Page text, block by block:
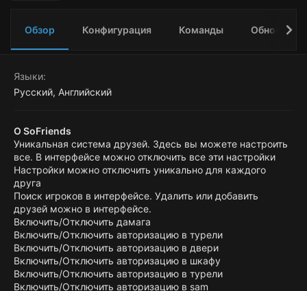
р
с
н
Обзор Конфигурация Команды
Языки
Русский Английский
О SoFriends
Уникальная система друзей. Здесь вы можете настроить
все. В интерфейсе можно отключить все эти настройки
Настройки можно отключить уникально для каждого
друга
Поиск игроков в интерфейсе. Удалить или добавить
друзей можно в интерфейсе.
Включить/Отключить дамага
Включить/Отключить авторизацию в турели
Включить/Отключить авторизацию в двери
Включить/Отключить авторизацию в шкафу
Включить/Отключить авторизацию в турели
Включить/Отключить авторизацию в sam